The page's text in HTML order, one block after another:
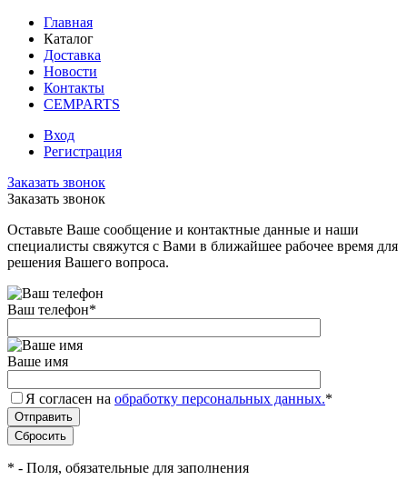
Главная
Каталог
Доставка
Новости
Контакты
CEMPARTS
Вход
Регистрация
Заказать звонок
Заказать звонок
Оставьте Ваше сообщение и контактные данные и наши
специалисты свяжутся с Вами в ближайшее рабочее время для
решения Вашего вопроса.
Ваш телефон*
Ваше имя
Я согласен на обработку персональных данных.*
* - Поля, обязательные для заполнения